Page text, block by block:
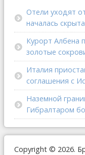
Отели уходят
началась
Курорт Албена
золотые
Италия
соглашения с
Наземной
Гибралтаром
Copyright © 2026.